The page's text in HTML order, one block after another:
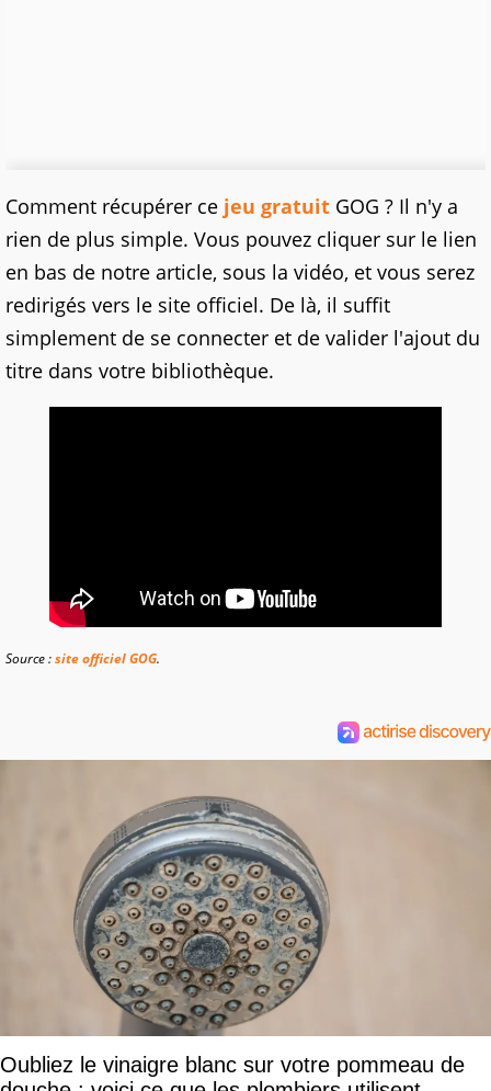
Comment récupérer ce jeu gratuit GOG ? Il n'y a
rien de plus simple. Vous pouvez cliquer sur le lien
en bas de notre article, sous la vidéo, et vous serez
redirigés vers le site officiel. De là, il suffit
simplement de se connecter et de valider l'ajout du
titre dans votre bibliothèque.
Source :site officiel GOG.
Oubliez le vinaigre blanc sur votre pommeau de